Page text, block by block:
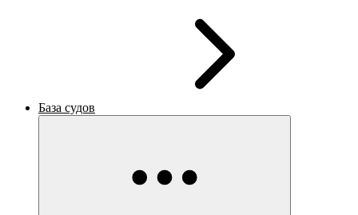
База судов